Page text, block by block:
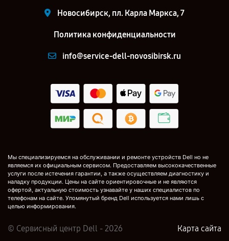
Новосибирск, пл. Карла Маркса, 7
Политика конфиденциальности
info@service-dell-novosibirsk.ru
Мы специализируемся на обслуживании и ремонте устройств Dell но не
являемся их официальным сервисом. Предоставляем высококачественные
услуги после истечения гарантии, а также осуществляем диагностику и
наладку продукции. Цены на сайте ориентировочные и не являются
офертой, актуальную стоимость узнавайте у наших специалистов по
телефонам на сайте. Упомянутый бренд Dell используется нами лишь с
целью информирования.
© Сервисный центр Dell - 2026 Карта сайта